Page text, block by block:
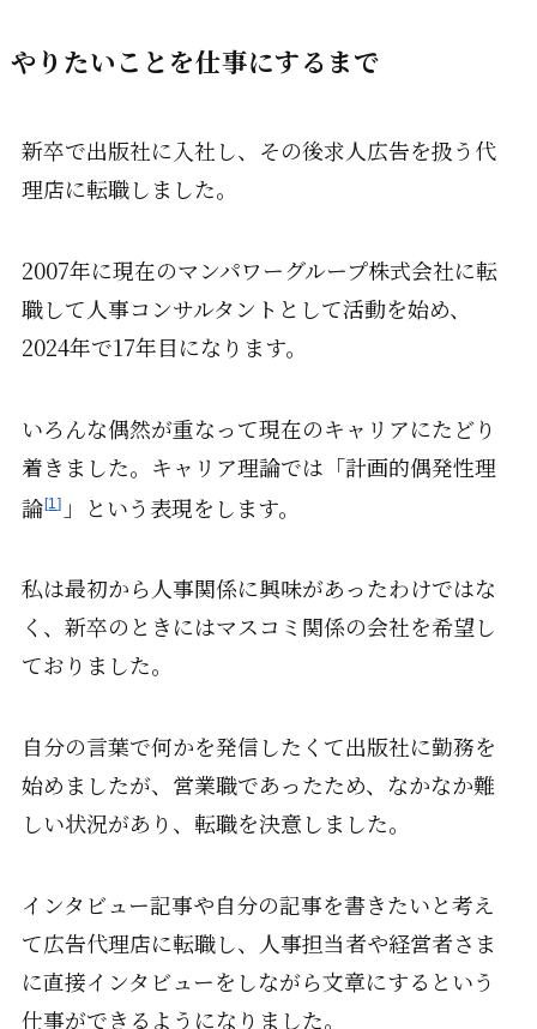
やりたいことを仕事にするまで
新卒で出版社に入社し、その後求人広告を扱う代
理店に転職しました。
2007年に現在のマンパワーグループ株式会社に転
職して人事コンサルタントとして活動を始め、
2024年で17年目になります。
いろんな偶然が重なって現在のキャリアにたどり
着きました。キャリア理論では「計画的偶発性理
論 1 」という表現をします。
私は最初から人事関係に興味があったわけではな
く、新卒のときにはマスコミ関係の会社を希望し
ておりました。
自分の言葉で何かを発信したくて出版社に勤務を
始めましたが、営業職であったため、なかなか難
しい状況があり、転職を決意しました。
インタビュー記事や自分の記事を書きたいと考え
て広告代理店に転職し、人事担当者や経営者さま
に直接インタビューをしながら文章にするという
仕事ができるようになりました。